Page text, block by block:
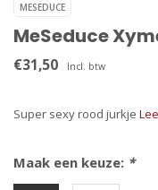
MESEDUCE
MeSeduce
€31,50 Incl. btw
Super sexy rood jurkje
Maak een keuze: *